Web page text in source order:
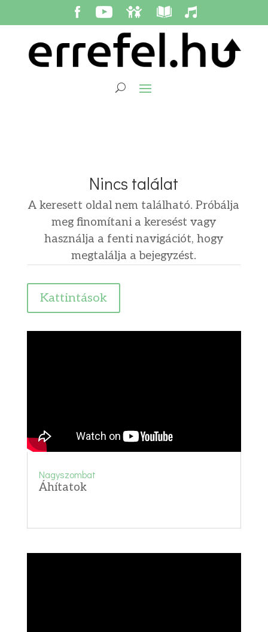
Nincs találat
A keresett oldal nem található. Próbálja
meg finomítani a keresést vagy
használja a fenti navigációt, hogy
megtalálja a bejegyzést.
Kattintások
Nagyszombat
Áhítatok